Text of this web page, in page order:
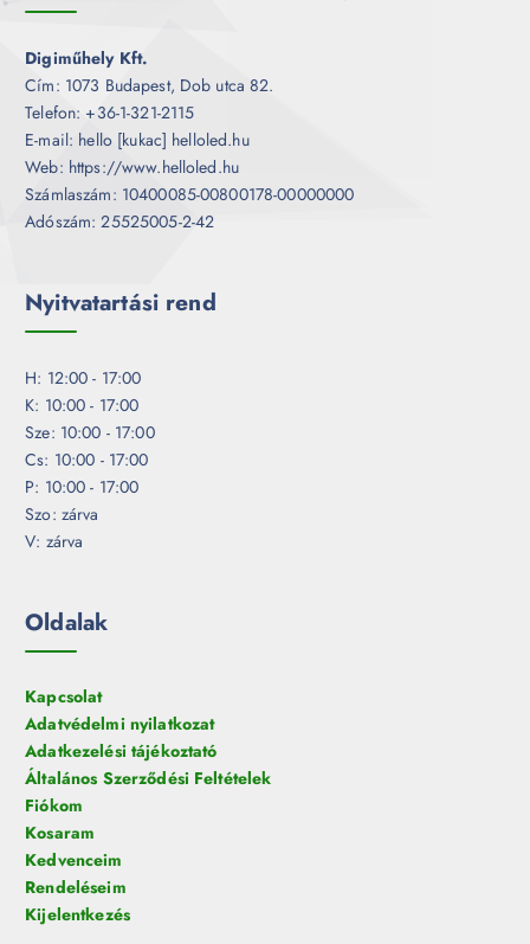
Digiműhely Kft.
Cím: 1073 Budapest, Dob utca 82.
Telefon: +36-1-321-2115
E-mail: hello [kukac] helloled.hu
Web: https://www.helloled.hu
Számlaszám: 10400085-00800178-00000000
Adószám: 25525005-2-42
Nyitvatartási rend
H: 12:00 - 17:00
K: 10:00 - 17:00
Sze: 10:00 - 17:00
Cs: 10:00 - 17:00
P: 10:00 - 17:00
Szo: zárva
V: zárva
Oldalak
Kapcsolat
Adatvédelmi nyilatkozat
Adatkezelési tájékoztató
Általános Szerződési Feltételek
Fiókom
Kosaram
Kedvenceim
Rendeléseim
Kijelentkezés